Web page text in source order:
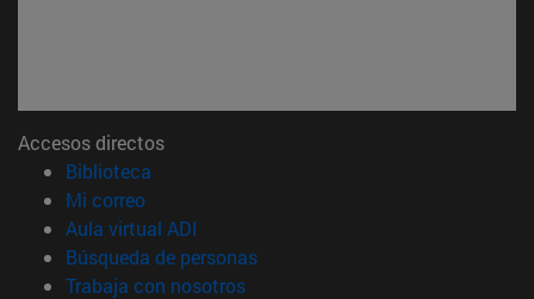
Accesos directos
Biblioteca
Mi correo(abre en nueva ventana)
Aula virtual ADI
Búsqueda de personas(abre en nueva ventana)
Trabaja con nosotros(abre en nueva ventana)